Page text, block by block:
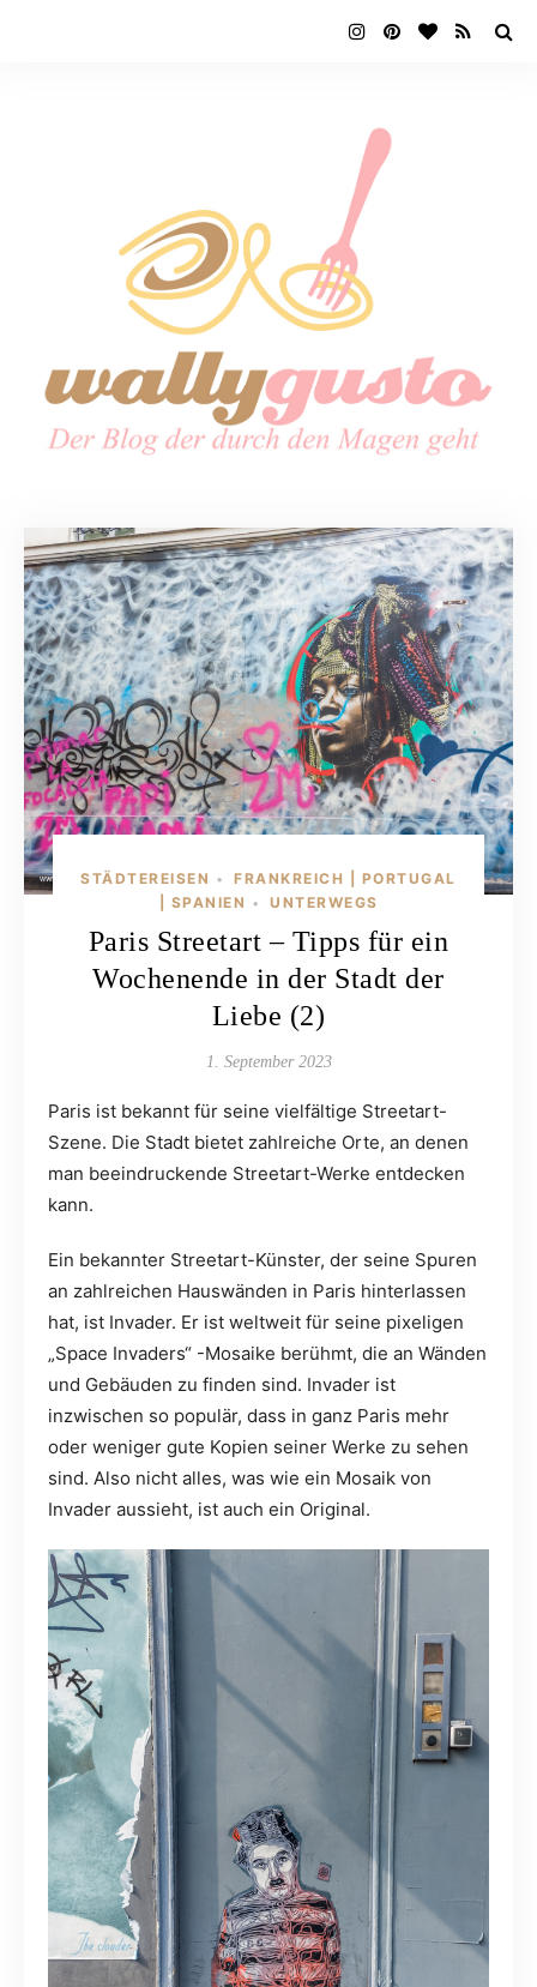
STÄDTEREISEN •
FRANKREICH | PORTUGAL
| SPANIEN • UNTERWEGS
Paris Streetart – Tipps für ein
Wochenende in der Stadt der
Liebe (2)
1. September 2023
Paris ist bekannt für seine vielfältige Streetart-
Szene. Die Stadt bietet zahlreiche Orte, an denen
man beeindruckende Streetart-Werke entdecken
kann.
Ein bekannter Streetart-Künster, der seine Spuren
an zahlreichen Hauswänden in Paris hinterlassen
hat, ist Invader. Er ist weltweit für seine pixeligen
„Space Invaders“ -Mosaike berühmt, die an Wänden
und Gebäuden zu finden sind. Invader ist
inzwischen so populär, dass in ganz Paris mehr
oder weniger gute Kopien seiner Werke zu sehen
sind. Also nicht alles, was wie ein Mosaik von
Invader aussieht, ist auch ein Original.